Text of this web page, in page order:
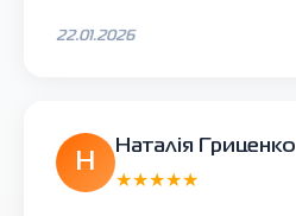
22.01.2026
Н
Наталія Гриценко
★★★★★